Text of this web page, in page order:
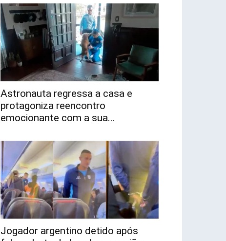
Astronauta regressa a casa e
protagoniza reencontro
emocionante com a sua...
Jogador argentino detido após